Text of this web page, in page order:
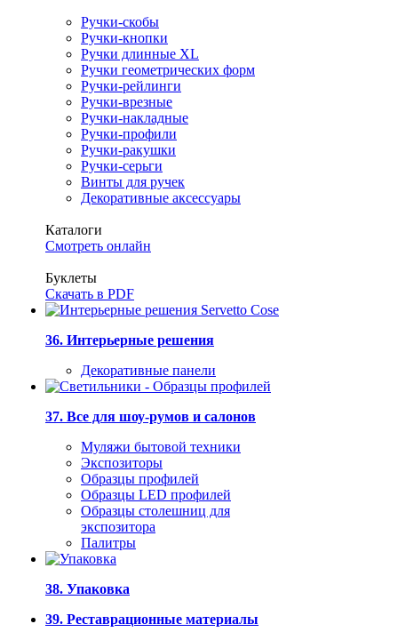
Ручки-скобы
Ручки-кнопки
Ручки длинные XL
Ручки геометрических форм
Ручки-рейлинги
Ручки-врезные
Ручки-накладные
Ручки-профили
Ручки-ракушки
Ручки-серьги
Винты для ручек
Декоративные аксессуары
Каталоги
Смотреть онлайн
Буклеты
Скачать в PDF
36. Интерьерные решения
Декоративные панели
37. Все для шоу-румов и салонов
Муляжи бытовой техники
Экспозиторы
Образцы профилей
Образцы LED профилей
Образцы столешниц для
экспозитора
Палитры
38. Упаковка
39. Реставрационные материалы